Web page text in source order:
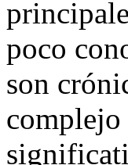
poco
son